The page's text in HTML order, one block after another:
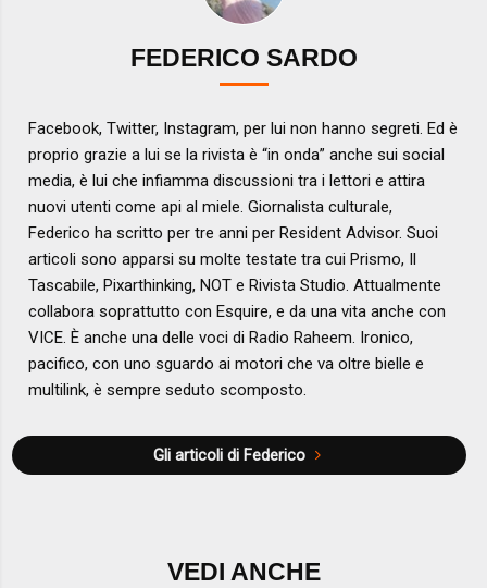
FEDERICO SARDO
Facebook, Twitter, Instagram, per lui non hanno segreti. Ed è
proprio grazie a lui se la rivista è “in onda” anche sui social
media, è lui che infiamma discussioni tra i lettori e attira
nuovi utenti come api al miele. Giornalista culturale,
Federico ha scritto per tre anni per Resident Advisor. Suoi
articoli sono apparsi su molte testate tra cui Prismo, Il
Tascabile, Pixarthinking, NOT e Rivista Studio. Attualmente
collabora soprattutto con Esquire, e da una vita anche con
VICE. È anche una delle voci di Radio Raheem. Ironico,
pacifico, con uno sguardo ai motori che va oltre bielle e
multilink, è sempre seduto scomposto.
Gli articoli di Federico
VEDI ANCHE